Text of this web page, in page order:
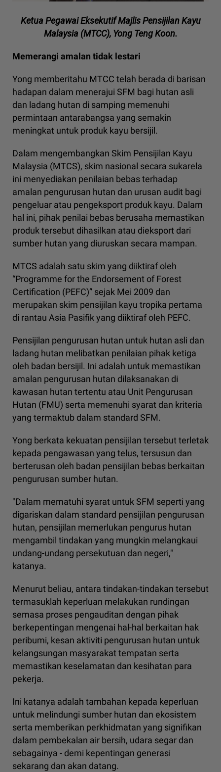
Ketua Pegawai Eksekutif Majlis Pensijilan Kayu
Malaysia (MTCC), Yong Teng Koon.
Memerangi amalan tidak lestari
Yong memberitahu MTCC telah berada di barisan
hadapan dalam menerajui SFM bagi hutan asli
dan ladang hutan di samping memenuhi
permintaan antarabangsa yang semakin
meningkat untuk produk kayu bersijil.
Dalam mengembangkan Skim Pensijilan Kayu
Malaysia (MTCS), skim nasional secara sukarela
ini menyediakan penilaian bebas terhadap
amalan pengurusan hutan dan urusan audit bagi
pengeluar atau pengeksport produk kayu. Dalam
hal ini, pihak penilai bebas berusaha memastikan
produk tersebut dihasilkan atau dieksport dari
sumber hutan yang diuruskan secara mampan.
MTCS adalah satu skim yang diiktiraf oleh
“Programme for the Endorsement of Forest
Certification (PEFC)” sejak Mei 2009 dan
merupakan skim pensijilan kayu tropika pertama
di rantau Asia Pasifik yang diiktiraf oleh PEFC.
Pensijilan pengurusan hutan untuk hutan asli dan
ladang hutan melibatkan penilaian pihak ketiga
oleh badan bersijil. Ini adalah untuk memastikan
amalan pengurusan hutan dilaksanakan di
kawasan hutan tertentu atau Unit Pengurusan
Hutan (FMU) serta memenuhi syarat dan kriteria
yang termaktub dalam standard SFM.
Yong berkata kekuatan pensijilan tersebut terletak
kepada pengawasan yang telus, tersusun dan
berterusan oleh badan pensijilan bebas berkaitan
pengurusan sumber hutan.
"Dalam mematuhi syarat untuk SFM seperti yang
digariskan dalam standard pensijilan pengurusan
hutan, pensijilan memerlukan pengurus hutan
mengambil tindakan yang mungkin melangkaui
undang-undang persekutuan dan negeri,"
katanya.
Menurut beliau, antara tindakan-tindakan tersebut
termasuklah keperluan melakukan rundingan
semasa proses pengauditan dengan pihak
berkepentingan mengenai hal-hal berkaitan hak
peribumi, kesan aktiviti pengurusan hutan untuk
kelangsungan masyarakat tempatan serta
memastikan keselamatan dan kesihatan para
pekerja.
Ini katanya adalah tambahan kepada keperluan
untuk melindungi sumber hutan dan ekosistem
serta memberikan perkhidmatan yang signifikan
dalam pembekalan air bersih, udara segar dan
sebagainya - demi kepentingan generasi
sekarang dan akan datang.